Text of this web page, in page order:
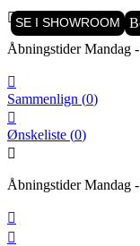

Åbningstider Mandag

Sammenlign (0)

Ønskeliste (0)

Åbningstider Mandag


SE I SHOWROOM